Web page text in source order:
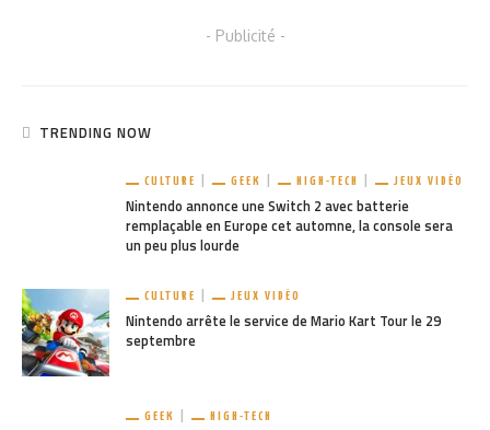
- Publicité -
TRENDING NOW
CULTURE GEEK HIGH-TECH JEUX VIDÉO
Nintendo annonce une Switch 2 avec batterie
remplaçable en Europe cet automne, la console sera
un peu plus lourde
CULTURE JEUX VIDÉO
Nintendo arrête le service de Mario Kart Tour le 29
septembre
GEEK HIGH-TECH